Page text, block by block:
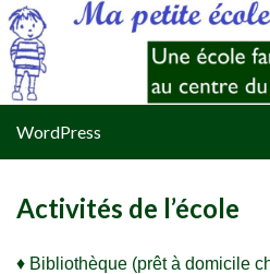
WordPress
Activités de l’école
♦ Bibliothèque (prêt à domicile